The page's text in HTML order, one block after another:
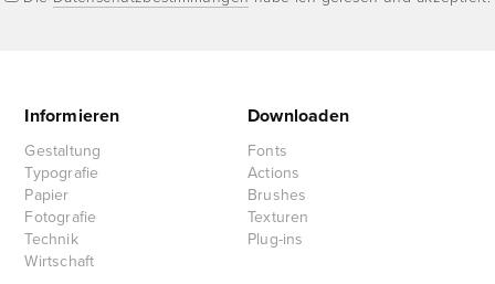
Informieren
Gestaltung
Typografie
Papier
Fotografie
Technik
Wirtschaft
Downloaden
Fonts
Actions
Brushes
Texturen
Plug-ins